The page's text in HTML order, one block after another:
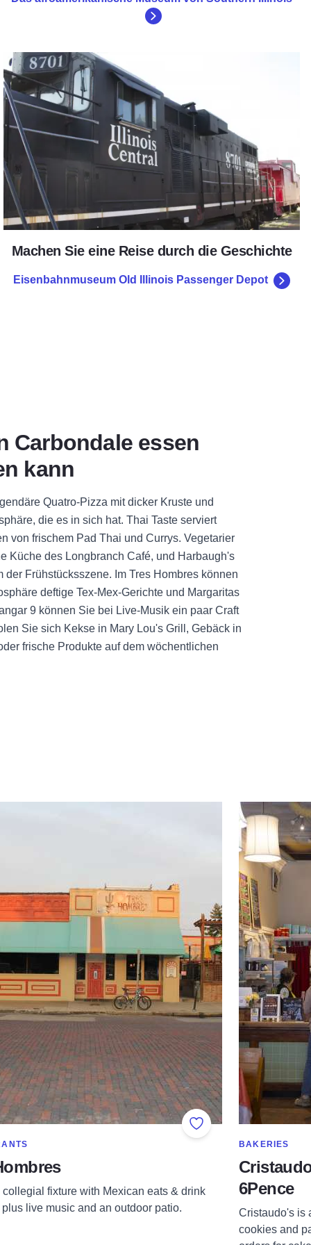
Machen Sie eine Reise durch die Geschichte
Eisenbahnmuseum Old Illinois Passenger Depot
Carbondale essen
kann
Quatro-Pizza mit dicker Kruste und
die es in sich hat. Thai Taste serviert
von frischem Pad Thai und Currys. Vegetarier
Küche des Longbranch Café, und Harbaugh's
der Frühstücksszene. Im Tres Hombres können
deftige Tex-Mex-Gerichte und Margaritas
9 können Sie bei Live-Musik ein paar Craft
Sie sich Kekse in Mary Lou's Grill, Gebäck in
frische Produkte auf dem wöchentlichen
Add to Favorites
IN CATEGORY OF
collegial fixture with Mexican eats & drink
live music and an outdoor patio.
SHOW MORE
BAKERIES
6Pence
Cristaudo's is
cookies and
Read more